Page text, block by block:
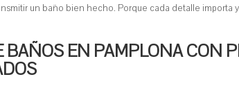
un baño bien hecho. Porque cada detalle importa
BAÑOS EN PAMPLONA CON